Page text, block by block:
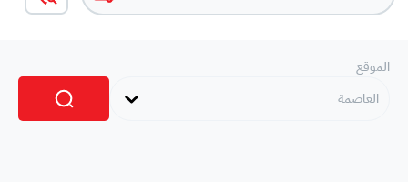
الموقع
العاصمة